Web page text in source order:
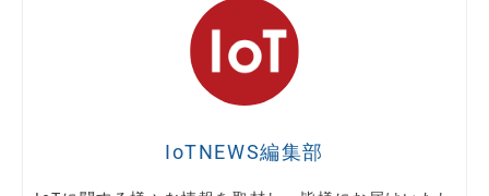
IoTNEWS編集部